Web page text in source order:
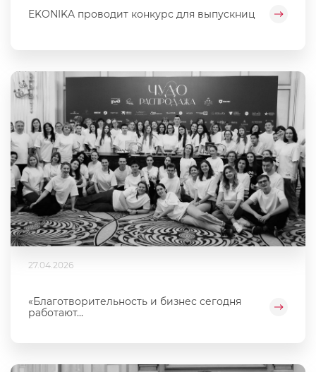
EKONIKA проводит конкурс для выпускниц
27.04.2026
«Благотворительность и бизнес сегодня
работают...